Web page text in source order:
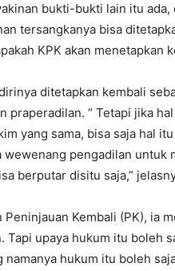
bukti-bukti lain itu
tersangkanya bisa
KPK akan menetapkan
ditetapkan kembali
praperadilan. “ Tetapi jika
yang sama, bisa saja hal
pengadilan untuk
berputar disitu saja,”
Kembali (PK), ia
upaya hukum itu boleh
hukum itu boleh